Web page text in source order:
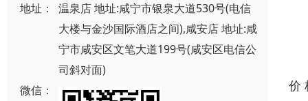
地址：
温泉店 地址:咸宁市银泉大道530号(电信
大楼与金沙国际酒店之间),咸安店 地址:咸
宁市咸安区文笔大道199号(咸安区电信公
司斜对面)
微信：
价